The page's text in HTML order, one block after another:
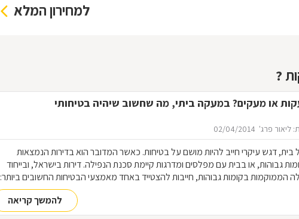
למחירון המלא
?
או מעקים? במעקה ביתי, מה שחשוב שיהיה בטיחותי
ליאור פרג' 02/04/2014
בית, דגש עיקרי חייב להיות מושם על בטיחות. כאשר המדובר הוא בדירות הנמצאות
גבוהות, או בבית עם מפלסים ומדרגות קיימת סכנת הנפילה. דירות בישראל, ובייחוד
הממוקמות בקומות גבוהות, חייבות להצטייד באחד מאמצעי הבטיחות החשובים ביותר:
או אם תרצו מעקים. ותאמינו או לא, בעידן הנוכחי זהו גם אחד הפריטים העיצוביים
להמשך קריאה